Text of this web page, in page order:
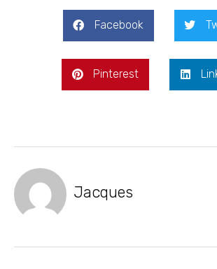
Facebook
Pinterest
Jacques